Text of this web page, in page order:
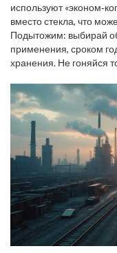
даже если цена чуть
используют
вместо стекла, что
аромат важен, лучше
даже если платить
Подытожим: выбирай
применения, сроком
хранения. Не гоняйся
расходов.